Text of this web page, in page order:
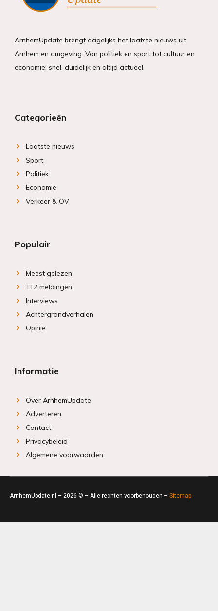
ArnhemUpdate brengt dagelijks het laatste nieuws uit
Arnhem en omgeving. Van politiek en sport tot cultuur en
economie: snel, duidelijk en altijd actueel.
Categorieën
Laatste nieuws
Sport
Politiek
Economie
Verkeer & OV
Populair
Meest gelezen
112 meldingen
Interviews
Achtergrondverhalen
Opinie
Informatie
Over ArnhemUpdate
Adverteren
Contact
Privacybeleid
Algemene voorwaarden
ArnhemUpdate.nl – 2026 © – Alle rechten voorbehouden – Sitemap